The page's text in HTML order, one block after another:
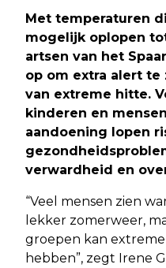
Met temperaturen
mogelijk oplopen
artsen van het
op om extra alert
van extreme hitte.
kinderen en
aandoening lopen
verwardheid en
“Veel mensen zien
lekker zomerweer,
groepen kan
hebben”, zegt Irene